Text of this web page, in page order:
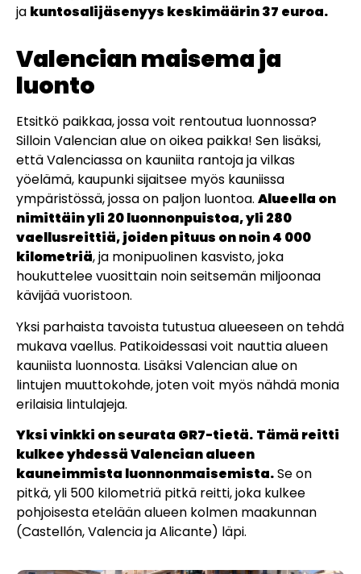
ja kuntosalijäsenyys keskimäärin 37 euroa.
Valencian maisema ja
luonto
Etsitkö paikkaa, jossa voit rentoutua luonnossa?
Silloin Valencian alue on oikea paikka! Sen lisäksi,
että Valenciassa on kauniita rantoja ja vilkas
yöelämä, kaupunki sijaitsee myös kauniissa
ympäristössä, jossa on paljon luontoa. Alueella on
nimittäin yli 20 luonnonpuistoa, yli 280
vaellusreittiä, joiden pituus on noin 4 000
kilometriä, ja monipuolinen kasvisto, joka
houkuttelee vuosittain noin seitsemän miljoonaa
kävijää vuoristoon.
Yksi parhaista tavoista tutustua alueeseen on tehdä
mukava vaellus. Patikoidessasi voit nauttia alueen
kauniista luonnosta. Lisäksi Valencian alue on
lintujen muuttokohde, joten voit myös nähdä monia
erilaisia lintulajeja.
Yksi vinkki on seurata GR7-tietä. Tämä reitti
kulkee yhdessä Valencian alueen
kauneimmista luonnonmaisemista.Se on
pitkä, yli 500 kilometriä pitkä reitti, joka kulkee
pohjoisesta etelään alueen kolmen maakunnan
(Castellón, Valencia ja Alicante) läpi.